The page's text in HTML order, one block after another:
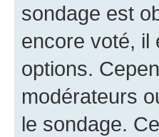
sondage est
encore voté, il
options.
modérateurs
le sondage.